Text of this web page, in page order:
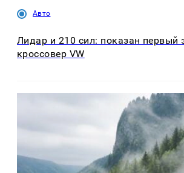
Авто
Лидар и 210 сил: показан первый
кроссовер VW